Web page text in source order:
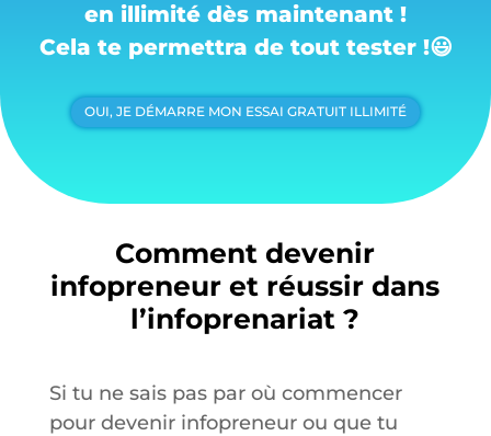
en illimité dès maintenant !
Cela te permettra de tout tester !😃
OUI, JE DÉMARRE MON ESSAI GRATUIT ILLIMITÉ
Comment devenir
infopreneur et réussir dans
l’infoprenariat ?
Si tu ne sais pas par où commencer
pour devenir infopreneur ou que tu